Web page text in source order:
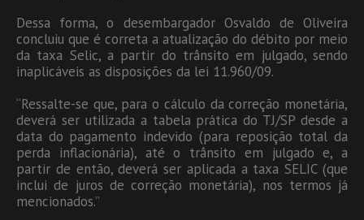
Dessa forma, o desembargador Osvaldo de Oliveira
concluiu que é correta a atualização do débito por meio
da taxa Selic, a partir do trânsito em julgado, sendo
inaplicáveis as disposições da lei 11.960/09.
“Ressalte-se que, para o cálculo da correção monetária,
deverá ser utilizada a tabela prática do TJ/SP desde a
data do pagamento indevido (para reposição total da
perda inflacionária), até o trânsito em julgado e, a
partir de então, deverá ser aplicada a taxa SELIC (que
inclui de juros de correção monetária), nos termos já
mencionados.”